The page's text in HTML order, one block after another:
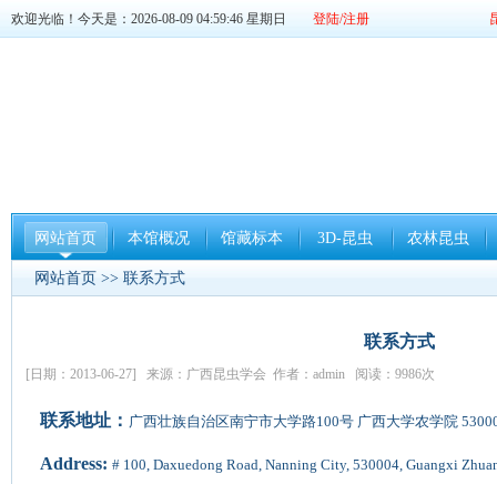
欢迎光临！今天是：2026-08-09 04:59:47 星期日 登陆/注册
网站首页 本馆概况 馆藏标本 3D-昆虫 农林昆虫
网站首页 >> 联系方式
联系方式
[日期：2013-06-27] 来源：广西昆虫学会 作者：admin 阅读：9986次
联系地址： 广西壮族自治区南宁市大学路100号 广西大学农学院
Address: # 100, Daxuedong Road, Nanning City, 530004, Guangxi